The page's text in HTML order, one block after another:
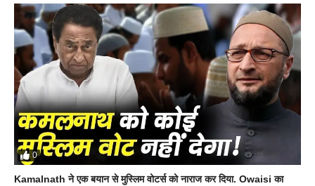
0
Kamalnath ने एक बयान से मुस्लिम वोटर्स को नाराज कर दिया. Owaisi का